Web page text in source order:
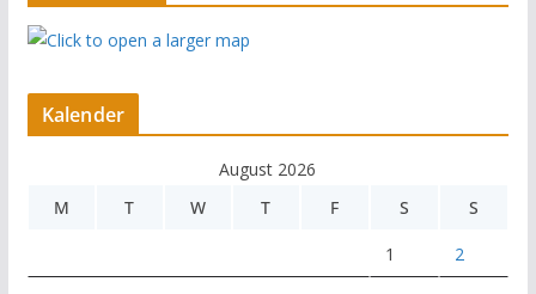
Kalender
August 2026
M
T W T F S S
1 2